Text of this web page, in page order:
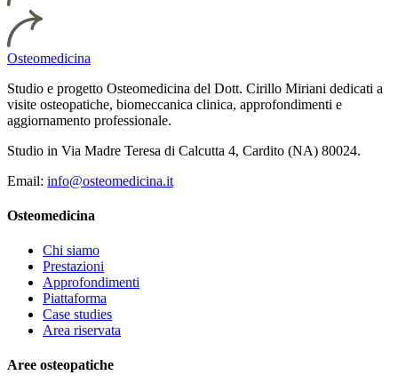
Osteomedicina
Studio e progetto Osteomedicina del Dott. Cirillo Miriani dedicati a
visite osteopatiche, biomeccanica clinica, approfondimenti e
aggiornamento professionale.
Studio in Via Madre Teresa di Calcutta 4, Cardito (NA) 80024.
Email: info@osteomedicina.it
Osteomedicina
Chi siamo
Prestazioni
Approfondimenti
Piattaforma
Case studies
Area riservata
Aree osteopatiche